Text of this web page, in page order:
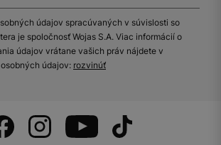
údajov spracúvaných v súvislosti so
je spoločnosť Wojas S.A. Viac informácií o
údajov vrátane vašich práv nájdete v
údajov: rozvinúť